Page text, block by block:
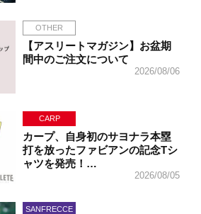
OTHER
【アスリートマガジン】お盆期
間中のご注文について
2026/08/06
CARP
カープ、自身初のサヨナラ本塁
打を放ったファビアンの記念Tシ
ャツを発売！…
2026/08/05
SANFRECCE